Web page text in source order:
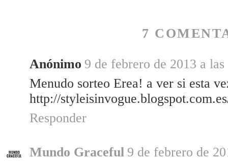
7
Anónimo 9 de febrero de 2013 a
Menudo sorteo Erea! a ver si esta
http://
Responder
Mundo Graceful 9 de febrero de